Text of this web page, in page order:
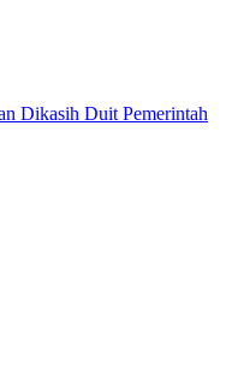
Dikasih Duit Pemerintah